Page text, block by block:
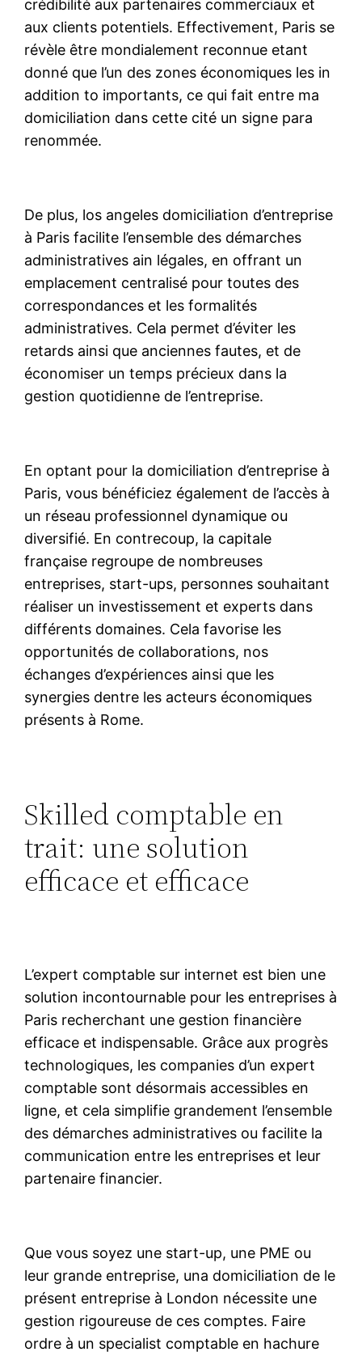
crédibilité aux partenaires commerciaux et
aux clients potentiels. Effectivement, Paris se
révèle être mondialement reconnue etant
donné que l’un des zones économiques les in
addition to importants, ce qui fait entre ma
domiciliation dans cette cité un signe para
renommée.
De plus, los angeles domiciliation d’entreprise
à Paris facilite l’ensemble des démarches
administratives ain légales, en offrant un
emplacement centralisé pour toutes des
correspondances et les formalités
administratives. Cela permet d’éviter les
retards ainsi que anciennes fautes, et de
économiser un temps précieux dans la
gestion quotidienne de l’entreprise.
En optant pour la domiciliation d’entreprise à
Paris, vous bénéficiez également de l’accès à
un réseau professionnel dynamique ou
diversifié. En contrecoup, la capitale
française regroupe de nombreuses
entreprises, start-ups, personnes souhaitant
réaliser un investissement et experts dans
différents domaines. Cela favorise les
opportunités de collaborations, nos
échanges d’expériences ainsi que les
synergies dentre les acteurs économiques
présents à Rome.
Skilled comptable en
trait: une solution
efficace et efficace
L’expert comptable sur internet est bien une
solution incontournable pour les entreprises à
Paris recherchant une gestion financière
efficace et indispensable. Grâce aux progrès
technologiques, les companies d’un expert
comptable sont désormais accessibles en
ligne, et cela simplifie grandement l’ensemble
des démarches administratives ou facilite la
communication entre les entreprises et leur
partenaire financier.
Que vous soyez une start-up, une PME ou
leur grande entreprise, una domiciliation de le
présent entreprise à London nécessite une
gestion rigoureuse de ces comptes. Faire
ordre à un specialist comptable en hachure